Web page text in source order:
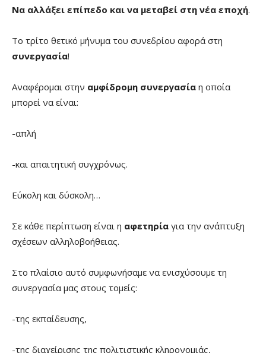
Να αλλάξει επίπεδο και να μεταβεί στη νέα εποχή.
Το τρίτο θετικό μήνυμα του συνεδρίου αφορά στη
συνεργασία!
Αναφέρομαι στην αμφίδρομη συνεργασία η οποία
μπορεί να είναι:
-απλή
-και απαιτητική συγχρόνως.
Εύκολη και δύσκολη…
Σε κάθε περίπτωση είναι η αφετηρία για την ανάπτυξη
σχέσεων αλληλοβοήθειας.
Στο πλαίσιο αυτό συμφωνήσαμε να ενισχύσουμε τη
συνεργασία μας στους τομείς:
-της εκπαίδευσης,
-της διαχείρισης της πολιτιστικής κληρονομιάς,